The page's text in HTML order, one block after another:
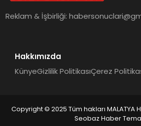
Reklam & İşbirliği:
Hakkımızda
KünyeGizlilik PolitikasıÇerez
Copyright © 2025 Tüm hakları MALATYA
Seobaz Haber